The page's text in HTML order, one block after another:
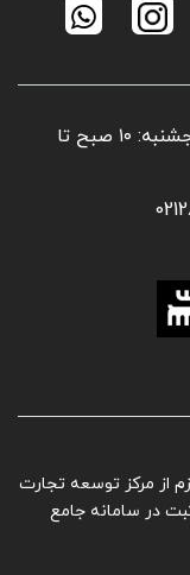
📌 ساعات کاری بخش فروش: شنبه تا پنجشنبه: ۱۰ صبح تا
از مرکز توسعه تجارت
ثبت در سامانه جامع